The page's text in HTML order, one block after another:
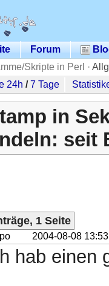
Forum
Skripte in Perl ·
24h /7 Tage
in
seit
1 Seite
2004-08-08 13:53
hab einen